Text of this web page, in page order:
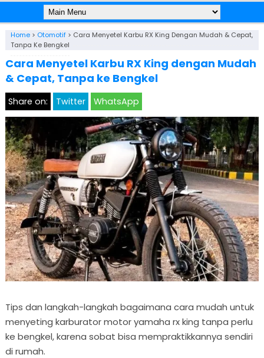
Home> Otomotif> Cara Menyetel Karbu RX King Dengan Mudah & Cepat,
Tanpa Ke Bengkel
Cara Menyetel Karbu RX King dengan Mudah
& Cepat, Tanpa ke Bengkel
Share on: Twitter WhatsApp
Tips dan langkah-langkah bagaimana cara mudah untuk
menyeting karburator motoryamaha rx king tanpa perlu
ke bengkel, karena sobat bisa mempraktikkannya sendiri
di rumah.